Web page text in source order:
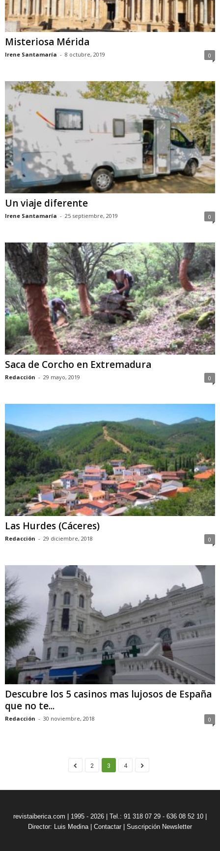
Misteriosa Mérida
Irene Santamaría - 8 octubre, 2019 0
Un viaje diferente
Irene Santamaría - 25 septiembre, 2019 0
Saca de Corcho en Extremadura
Redacción - 29 mayo, 2019 0
Las Hurdes (Cáceres)
Redacción - 29 diciembre, 2018 0
Descubre los 5 casinos mas lujosos de España
que no te...
Redacción - 30 noviembre, 2018 0
2 3 4
revistaiberica.com | 1995 - 2026 | Tel.: 91 318 07 29 - 636 08 52 10 |
Director: Luis Medina | Contactar | Suscripción Newsletter